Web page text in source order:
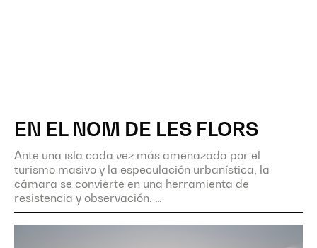
EN EL NOM DE LES FLORS
Ante una isla cada vez más amenazada por el
turismo masivo y la especulación urbanística, la
cámara se convierte en una herramienta de
resistencia y observación.